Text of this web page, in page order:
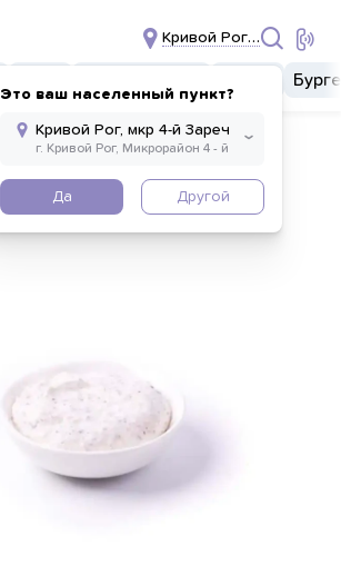
Кривой Рог, мкр 4-й
Это ваш населенный пункт?
Да Другой